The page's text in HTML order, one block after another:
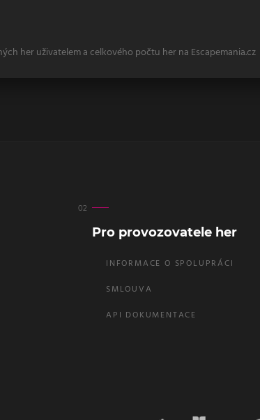
her uživatelem a celkového počtu her na Escapemania.cz
Pro provozovatele her
INFORMACE O SPOLUPRÁCI
SMLOUVA
API DOKUMENTACE